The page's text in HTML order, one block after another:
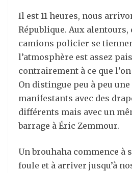
Il est 11 heures, nous
République. Aux alentours,
camions policier se
l’atmosphère est assez
contrairement à ce que
On distingue peu à peu une
manifestants avec des
différents mais avec un
barrage à Éric Zemmour.
Un brouhaha commence à
foule et à arriver jusqu’à